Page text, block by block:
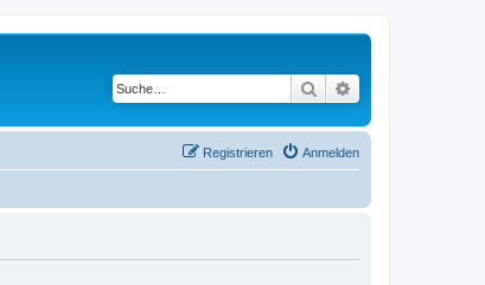
Suche
Anmelden
Registrieren